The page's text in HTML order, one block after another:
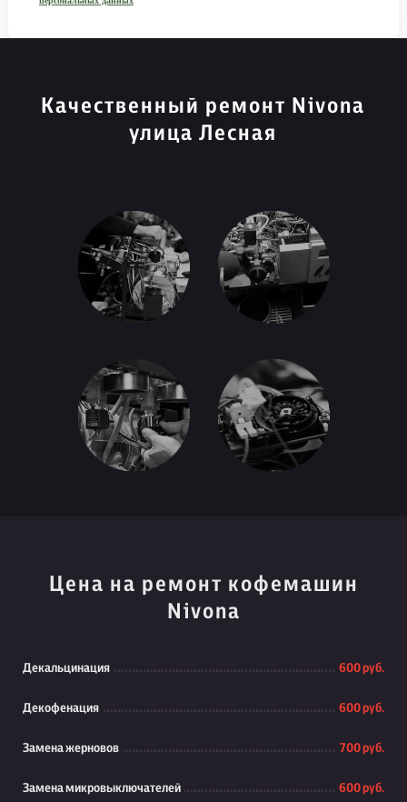
Качественный ремонт Nivona
улица Лесная
Цена на ремонт кофемашин
Nivona
Декальцинация 600 руб.
Декофенация 600 руб.
Замена жерновов 700 руб.
Замена микровыключателей 600 руб.